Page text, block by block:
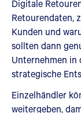
Digitale
Retourendaten,
Kunden und
sollten dann
Unternehmen in
strategische
Einzelhändler
weitergeben,